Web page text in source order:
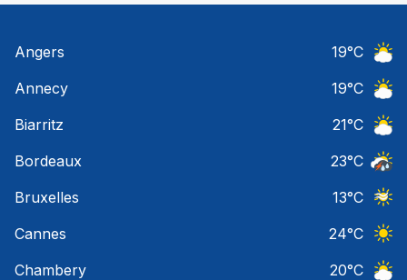
Angers 19°C
Annecy
19°C
Biarritz
21°C
Bordeaux
23°C
Bruxelles
13°C
Cannes
24°C
Chambery
20°C